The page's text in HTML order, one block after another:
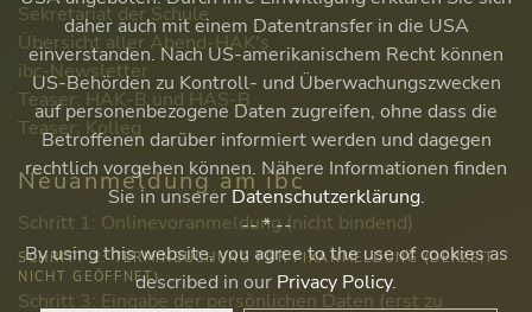
Sekretariat der Schule
Übersicht aller Abend-HAK's
ibc-Newsletter
Teaser: HAK-B und HAS-B
Teaser: Kolleg
Neuanmeldung am ibc
Schritt 1: Onlinevoranmeldung (nicht bindend)
SCHRITT 2: TERMINBUCHUNG FÜR FIXANMELDUNG (DERZEIT
NICHT GEÖFFNET)
Schritt 3: Eingabe der persönlichen Daten (erst zu
daher auch mit einem Datentransfer in die USA
einverstanden. Nach US-amerikanischem Recht können
US-Behörden zu Kontroll- und Überwachungszwecken
auf personenbezogene Daten zugreifen, ohne dass die
Betroffenen darüber informiert werden und dagegen
rechtlich vorgehen können. Nähere Informationen finden
Sie in unsererDatenschutzerklärung.
-- * --
By using this website, you agree to the use of cookies as
described in our Privacy Policy.